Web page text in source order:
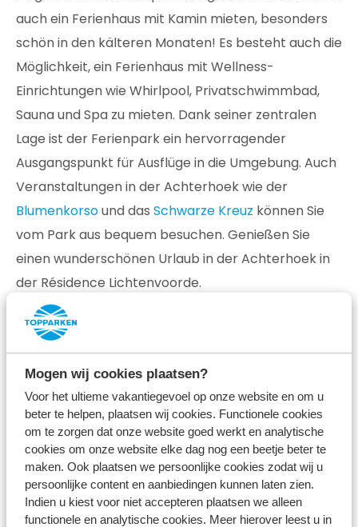
Mogen wij cookies plaatsen?
Voor het ultieme vakantiegevoel op onze website en om u
beter te helpen, plaatsen wij cookies. Functionele cookies
om te zorgen dat onze website goed werkt en analytische
cookies om onze website elke dag nog een beetje beter te
maken. Ook plaatsen we persoonlijke cookies zodat wij u
persoonlijke content en aanbiedingen kunnen laten zien.
Indien u kiest voor niet accepteren plaatsen we alleen
functionele en analytische cookies. Meer hierover leest u in
auch ein Ferienhaus mit Kamin mieten, besonders
schön in den kälteren Monaten! Es besteht auch die
Möglichkeit, ein Ferienhaus mit Wellness-
Einrichtungen wie Whirlpool, Privatschwimmbad,
Sauna und Spa zu mieten. Dank seiner zentralen
Lage ist der Ferienpark ein hervorragender
Ausgangspunkt für Ausflüge in die Umgebung. Auch
Veranstaltungen in der Achterhoek wie der
Blumenkorsound das Schwarze Kreuz können Sie
vom Park aus bequem besuchen. Genießen Sie
einen wunderschönen Urlaub in der Achterhoek in
der Résidence Lichtenvoorde.
Luxuriöse Ferienhäuser und Villen
Optional mit Wellness